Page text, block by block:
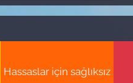
Hassaslar için sağlıksız